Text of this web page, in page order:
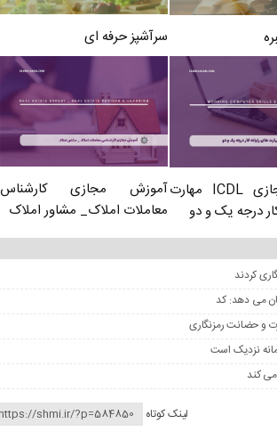
سرآشپز حرفه ای
آموزش مجازی ICDL مهارت
درجه یک و دو
آموزش مجازی کارشناس
معاملات املاک_ مشاور املاک
می دهد: کد
لینک کوتاه